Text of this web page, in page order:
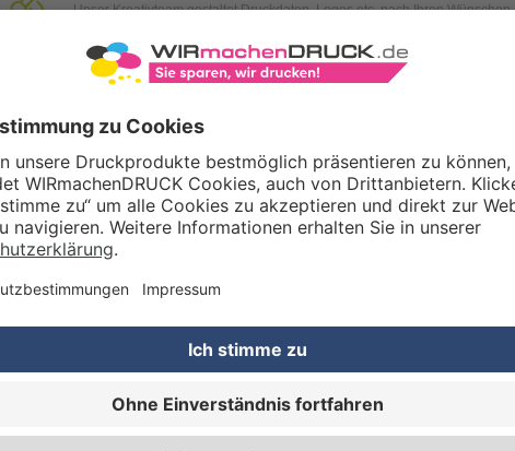
Unser Kreativteam gestaltet Druckdaten, Logos etc. nach Ihren Wünschen.
Qualitätskontrolle (von Experten empf.)
Rechnung zusätzlich per Post
& VEREDELUNG